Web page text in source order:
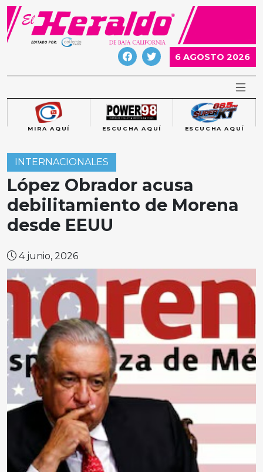
Skip
content
6 AGOSTO 2026
MIRA AQUÍ ESCUCHA AQUÍ ESCUCHA AQUÍ
INTERNACIONALES
López Obrador acusa
debilitamiento de Morena
desde EEUU
4 junio, 2026